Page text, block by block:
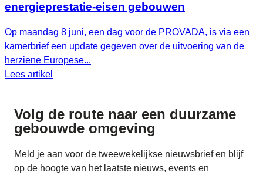
energieprestatie-eisen gebouwen
Op maandag 8 juni, een dag voor de PROVADA, is via een
kamerbrief een update gegeven over de uitvoering van de
herziene Europese...
Lees artikel
Volg de route naar een duurzame
gebouwde omgeving
Meld je aan voor de tweewekelijkse nieuwsbrief en blijf
op de hoogte van het laatste nieuws, events en